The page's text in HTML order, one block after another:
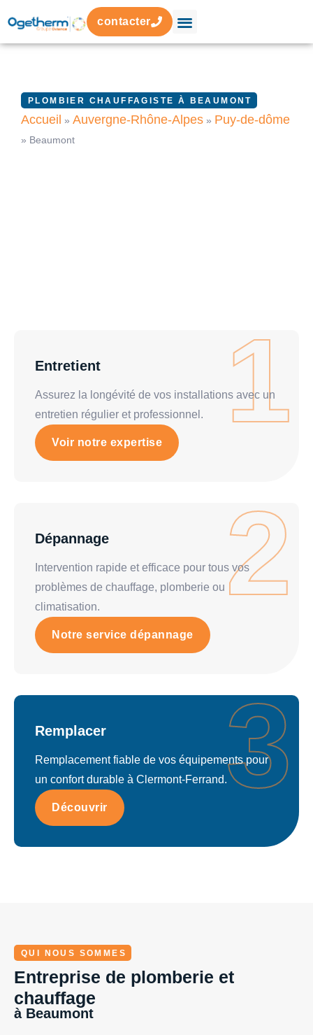
contacter
PLOMBIER CHAUFFAGISTE À BEAUMONT
Accueil » Auvergne-Rhône-Alpes » Puy-de-dôme
» Beaumont
1
Entretient
Assurez la longévité de vos installations avec un
entretien régulier et professionnel.
Voir notre expertise
2
Dépannage
Intervention rapide et efficace pour tous vos
problèmes de chauffage, plomberie ou
climatisation.
Notre service dépannage
3
Remplacer
Remplacement fiable de vos équipements pour
un confort durable à Clermont-Ferrand.
Découvrir
QUI NOUS SOMMES
Entreprise de plomberie et
chauffage
à Beaumont